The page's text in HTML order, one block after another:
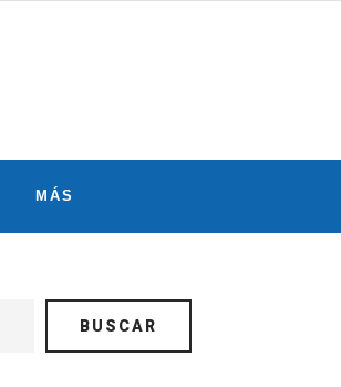
MÁS
BUSCAR